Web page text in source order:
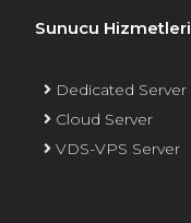
Sunucu Hizmetleri
Dedicated Server
Cloud Server
VDS-VPS Server